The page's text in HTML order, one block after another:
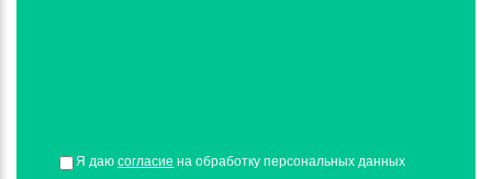
Я даю согласие на обработку персональных данных